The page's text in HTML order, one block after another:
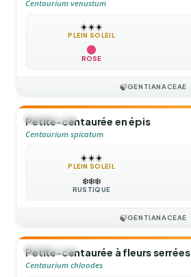
Centaurium venustum
☀️☀️☀️
PLEIN SOLEIL
ROSE
🍃GENTIANACEAE
🌻ANNUELLE
Petite-centaurée en épis
Centaurium spicatum
☀️☀️☀️
PLEIN SOLEIL
❄️❄️❄️
RUSTIQUE
🍃GENTIANACEAE
🌻ANNUELLE
Petite-centaurée à fleurs serrées
Centaurium chloodes